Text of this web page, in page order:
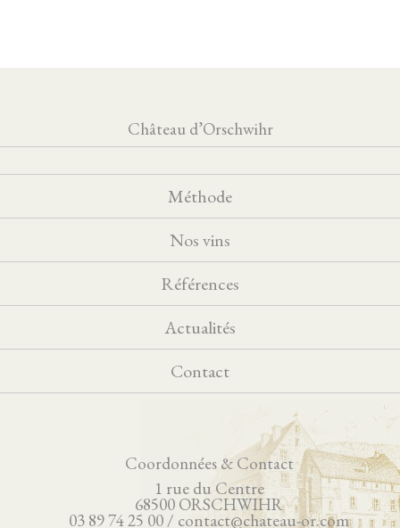
Château d’Orschwihr
Méthode
Nos vins
Références
Actualités
Contact
Coordonnées & Contact
1 rue du Centre
68500 ORSCHWIHR
03 89 74 25 00 / contact@chateau-or.com